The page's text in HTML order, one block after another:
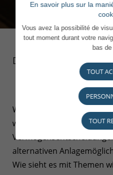
Die Pandemie hat
Wie gestaltet sich die
welche Auswirkungen hat
alternativen
Wie sieht es mit Themen
En savoir plus sur la
Vous avez la possibilité de
tout moment durant votre
bas
TOUT
TOUT